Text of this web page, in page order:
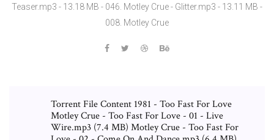
Teaser.mp3 - 13.18 MB - 046. Motley Crue - Glitter.mp3 - 13.11 MB -
008. Motley Crue
Torrent File Content 1981 - Too Fast For Love
Motley Crue - Too Fast For Love - 01 - Live
Wire.mp3 (7.4 MB) Motley Crue - Too Fast For